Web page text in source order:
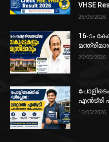
VHSE
26/05/2026
16-ാം
20/05/2026
എൻട്രി
16/05/2026